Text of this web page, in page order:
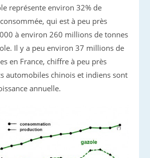
représente environ 32% de
qui est à peu près
à environ 260 millions de tonnes
Il y a peu environ 37 millions de
en France, chiffre à peu près
automobiles chinois et indiens sont
annuelle.